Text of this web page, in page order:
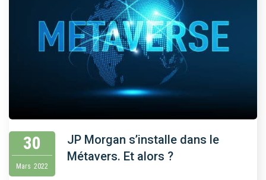
30
Mars 2022
JP Morgan s’installe dans le
Métavers. Et alors ?